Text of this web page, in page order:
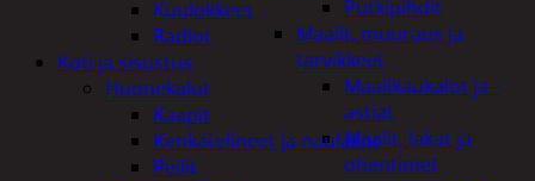
Putkipihdit
Maalit, muuraus ja
tarvikkeet
Maalikaukalot ja -
astiat
Maalit, lakat ja
ohentimet
Kuulokkeet
Radiot
Koti ja sisustus
Huonekalut
Kaapit
Kenkätelineet ja naulakot
Peilit